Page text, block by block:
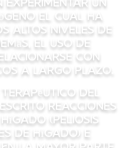
el cual ha
altos niveles de
el uso de
con
a largo plazo.
del
reacciones
(peliosis
de hígado) e